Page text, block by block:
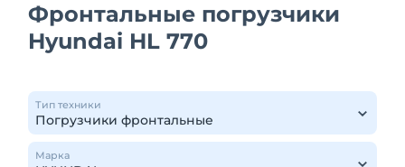
Фронтальные погрузчики
Hyundai HL 770
Тип техники
Марка